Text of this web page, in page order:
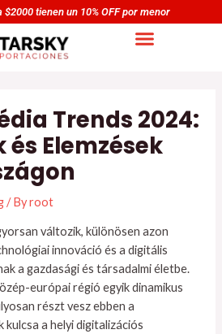
un 10% OFF por menor
Trends 2024:
Elemzések
/ Byroot
változik, különösen azon
innováció és a digitális
a gazdasági és társadalmi életbe.
európai régió egyik dinamikus
részt vesz ebben a
kulcsa a helyi digitalizációs